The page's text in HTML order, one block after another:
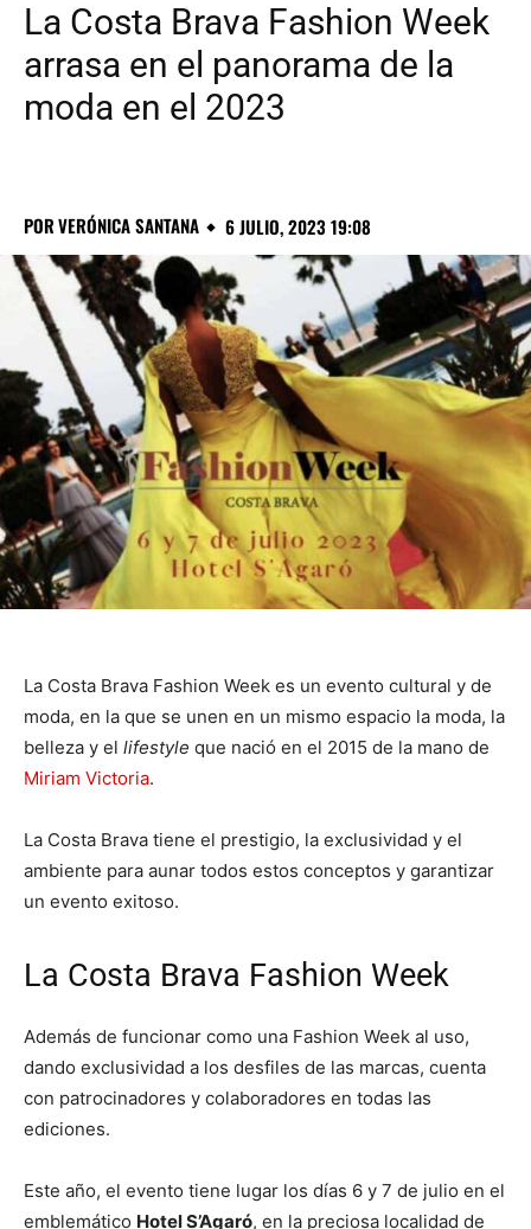
La Costa Brava Fashion Week
arrasa en el panorama de la
moda en el 2023
PORVERÓNICA SANTANA 6 JULIO, 2023 19:08
La Costa Brava Fashion Week es un evento cultural y de
moda, en la que se unen en un mismo espacio la moda, la
belleza y el lifestyle que nació en el 2015 de la mano de
Miriam Victoria.
La Costa Brava tiene el prestigio, la exclusividad y el
ambiente para aunar todos estos conceptos y garantizar
un evento exitoso.
La Costa Brava Fashion Week
Además de funcionar como una Fashion Week al uso,
dando exclusividad a los desfiles de las marcas, cuenta
con patrocinadores y colaboradores en todas las
ediciones.
Este año, el evento tiene lugar los días 6 y 7 de julio en el
emblemático Hotel S’Agaró, en la preciosa localidad de